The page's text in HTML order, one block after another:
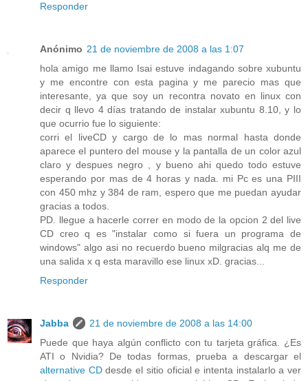
Responder
Anónimo 21 de noviembre de 2008 a las 1:07
hola amigo me llamo Isai estuve indagando sobre xubuntu
y me encontre con esta pagina y me parecio mas que
interesante, ya que soy un recontra novato en linux con
decir q llevo 4 días tratando de instalar xubuntu 8.10, y lo
que ocurrio fue lo siguiente:
corri el liveCD y cargo de lo mas normal hasta donde
aparece el puntero del mouse y la pantalla de un color azul
claro y despues negro , y bueno ahi quedo todo estuve
esperando por mas de 4 horas y nada. mi Pc es una PIII
con 450 mhz y 384 de ram, espero que me puedan ayudar
gracias a todos.
PD. llegue a hacerle correr en modo de la opcion 2 del live
CD creo q es "instalar como si fuera un programa de
windows" algo asi no recuerdo bueno milgracias alq me de
una salida x q esta maravillo ese linux xD. gracias...
Responder
Jabba
21 de noviembre de 2008 a las 14:00
Puede que haya algún conflicto con tu tarjeta gráfica. ¿Es
ATI o Nvidia? De todas formas, prueba a descargar el
alternative CDdesde el sitio oficial e intenta instalarlo a ver